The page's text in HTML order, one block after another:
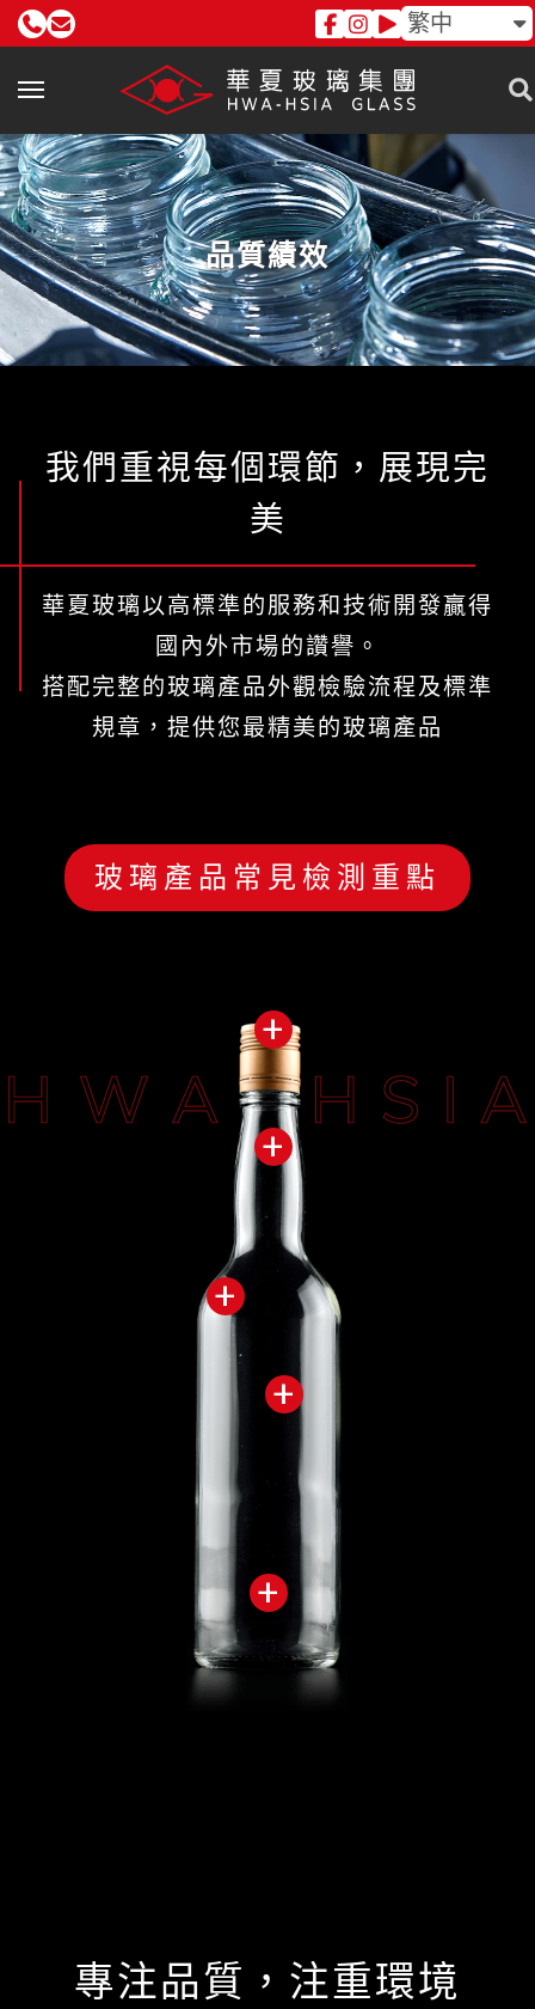
繁中
品質績效
我們重視每個環節，展現完
美
華夏玻璃以高標準的服務和技術開發贏得
國內外市場的讚譽。
搭配完整的玻璃產品外觀檢驗流程及標準
規章，提供您最精美的玻璃產品
玻璃產品常見檢測重點
專注品質，注重環境